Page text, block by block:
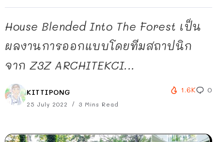
House Blended Into The Forest เป็น
ผลงานการออกแบบโดยทีมสถาปนิก
จาก Z3Z ARCHITEKCI...
KITTIPONG
25 July 2022 3 Mins Read
1.6K 0